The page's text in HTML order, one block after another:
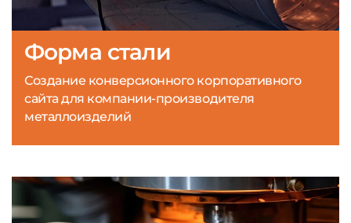
Форма стали
Создание конверсионного корпоративного
сайта для компании-производителя
металлоизделий